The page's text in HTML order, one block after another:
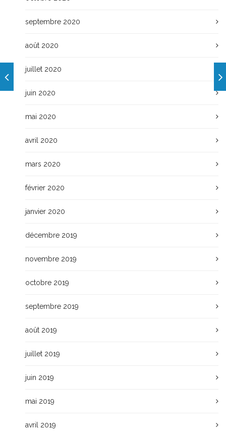
septembre 2020
août 2020
juillet 2020
juin 2020
mai 2020
avril 2020
mars 2020
février 2020
janvier 2020
décembre 2019
novembre 2019
octobre 2019
septembre 2019
août 2019
juillet 2019
juin 2019
mai 2019
avril 2019